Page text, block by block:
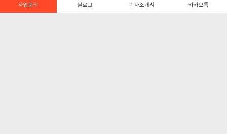
사업문의 블로그 회사소개서 카카오톡